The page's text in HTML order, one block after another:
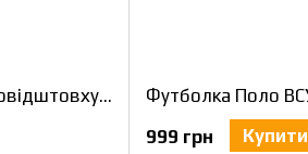
Футболка Поло НГУ вологовідштовхуюча CoolPass з нанесенням олива 58
999 грн
Купити